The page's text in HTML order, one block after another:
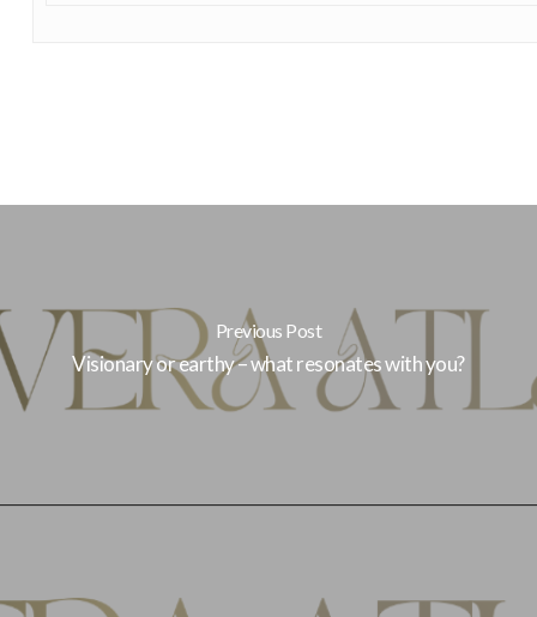
Previous Post
Visionary or earthy – what resonates with you?